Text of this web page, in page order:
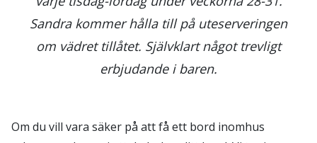
Sandra kommer hålla till på uteserveringen
om vädret tillåtet. Självklart något trevligt
erbjudande i baren.
Om du vill vara säker på att få ett bord inomhus